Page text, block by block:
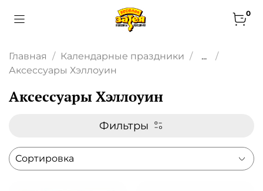
0
Главная Календарные праздники
...
Аксессуары Хэллоуин
Аксессуары Хэллоуин
Фильтры